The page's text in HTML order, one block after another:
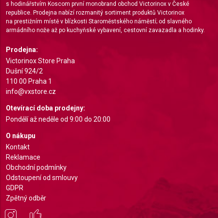
s hodinářstvím Koscom první monobrand obchod Victorinox v České
republice. Prodejna nabízí rozmanitý sortiment produktů Victorinox
na prestižním místě v blízkosti Staroměstského náměstí; od slavného
armádního nože až po kuchyňské vybavení, cestovní zavazadla a hodinky.
Prodejna:
Victorinox Store Praha
Dušní 924/2
110 00 Praha 1
info@vxstore.cz
Otevírací doba prodejny:
Pondělí až neděle od 9:00 do 20:00
O nákupu
Kontakt
Reklamace
Obchodní podmínky
Odstoupení od smlouvy
GDPR
Zpětný odběr
Advertising